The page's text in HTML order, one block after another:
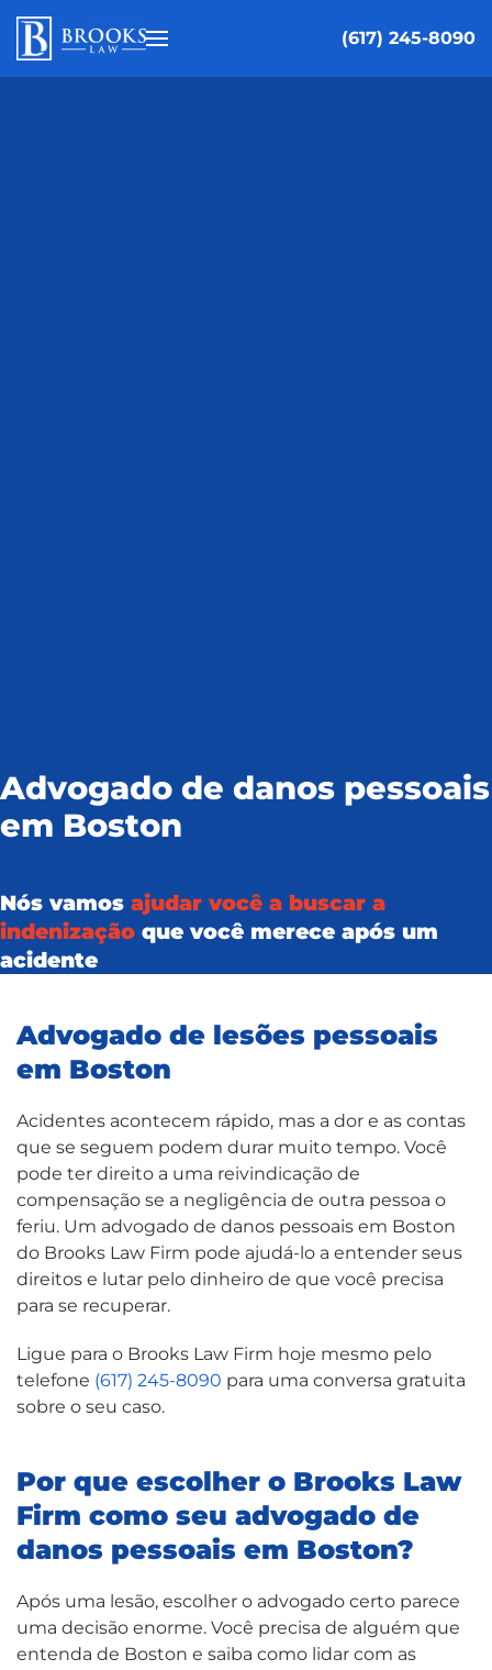
Skip to main content
(617) 245-8090
Advogado de danos pessoais
em Boston
Nós vamos ajudar você a buscar a
indenização que você merece após um
acidente
Advogado de lesões pessoais
em Boston
Acidentes acontecem rápido, mas a dor e as contas
que se seguem podem durar muito tempo. Você
pode ter direito a uma reivindicação de
compensação se a negligência de outra pessoa o
feriu. Um advogado de danos pessoais em Boston
do Brooks Law Firm pode ajudá-lo a entender seus
direitos e lutar pelo dinheiro de que você precisa
para se recuperar.
Ligue para o Brooks Law Firm hoje mesmo pelo
telefone (617) 245-8090 para uma conversa gratuita
sobre o seu caso.
Por que escolher o Brooks Law
Firm como seu advogado de
danos pessoais em Boston?
Após uma lesão, escolher o advogado certo parece
uma decisão enorme. Você precisa de alguém que
entenda de Boston e saiba como lidar com as